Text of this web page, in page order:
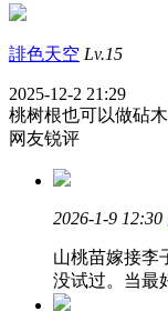
誹色天空 Lv.15
2025-12-2 21:29
桃树根也可以做砧木
网友锐评
2026-1-9 12:30
山桃苗嫁接李
没试过。当最